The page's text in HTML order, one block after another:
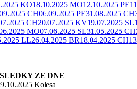
KO18.10.2025 MO12.10.2025 PE
CH06.09.2025 PE31.08.2025 CH
CH20.07.2025 KV19.07.2025 SL
MO07.06.2025 SL31.05.2025 CH
LL26.04.2025 BR18.04.2025 CH
ZE DNE
Kolesa